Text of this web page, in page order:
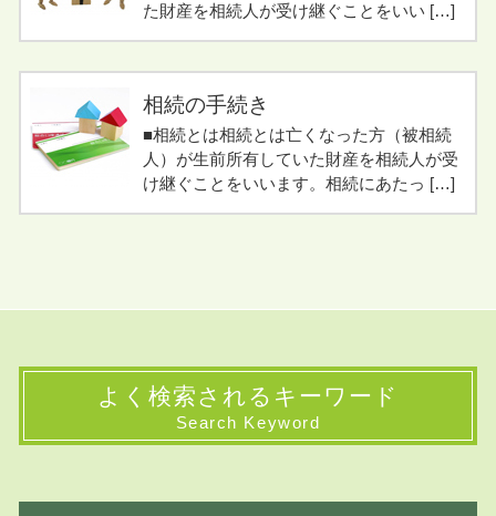
た財産を相続人が受け継ぐことをいい […]
相続の手続き
■相続とは相続とは亡くなった方（被相続
人）が生前所有していた財産を相続人が受
け継ぐことをいいます。相続にあたっ […]
よく検索されるキーワード
Search Keyword